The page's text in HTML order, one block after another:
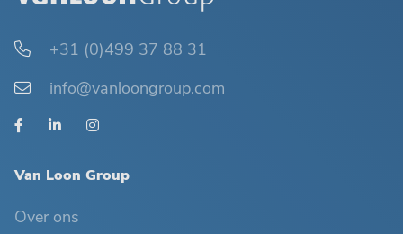
+31 (0)499 37 88 31
info@vanloongroup.com
Van Loon Group
Over ons